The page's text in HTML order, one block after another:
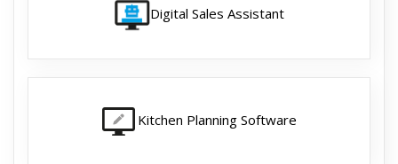
Digital Sales Assistant
Kitchen Planning Software